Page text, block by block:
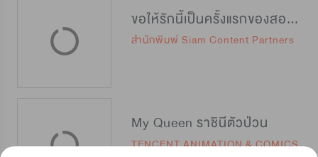
ขอให้รักนี้เป็นครั้งแรกของสองเรา
สำนักพิมพ์ Siam Content Partners
My Queen ราชินีตัวป่วน
TENCENT ANIMATION & COMICS